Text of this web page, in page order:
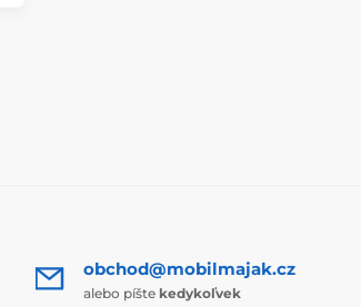
obchod@mobilmajak.cz
alebo píšte kedykoľvek